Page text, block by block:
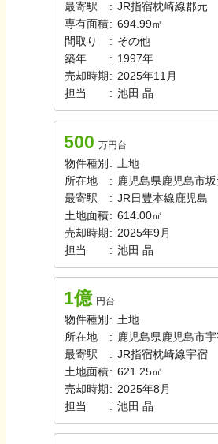
最寄駅
: JR指宿枕崎線郡元
専有面積: 694.99㎡
間取り
: その他
築年
: 1997年
売却時期 : 2025年11月
担当
: 池田 晶
500 万円台
物件種別 : 土地
所在地
: 鹿児島県鹿児島市
最寄駅
: JR日豊本線 鹿児島
土地面積: 614.00㎡
売却時期 : 2025年9月
担当
: 池田 晶
1億 円台
物件種別 : 土地
所在地
: 鹿児島県鹿児島市宇
最寄駅
: JR指宿枕崎線宇宿
土地面積: 621.25㎡
売却時期 : 2025年8月
担当
: 池田 晶